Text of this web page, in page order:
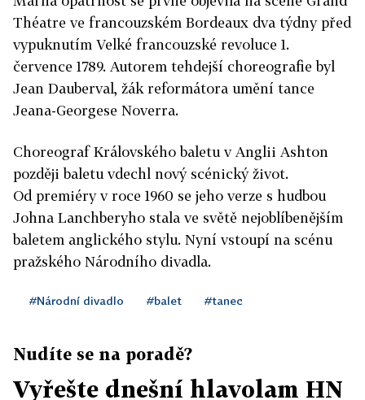
Théatre ve francouzském Bordeaux dva týdny před
vypuknutím Velké francouzské revoluce 1.
července 1789. Autorem tehdejší choreografie byl
Jean Dauberval, žák reformátora umění tance
Jeana-Georgese Noverra.
Choreograf Královského baletu v Anglii Ashton
později baletu vdechl nový scénický život.
Od premiéry v roce 1960 se jeho verze s hudbou
Johna Lanchberyho stala ve světě nejoblíbenějším
baletem anglického stylu. Nyní vstoupí na scénu
pražského Národního divadla.
#Národní divadlo #balet #tanec
Nudíte se na poradě?
Vyřešte dnešní hlavolam HN